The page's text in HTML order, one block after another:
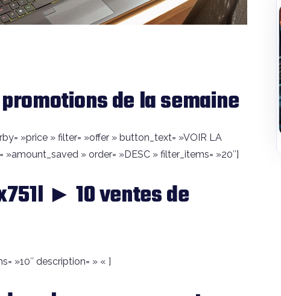
de la semaine
»price » filter= »offer » button_text= »VOIR LA
»amount_saved » order= »DESC » filter_items= »20″]
► 10 ventes de
»10″ description= » « ]